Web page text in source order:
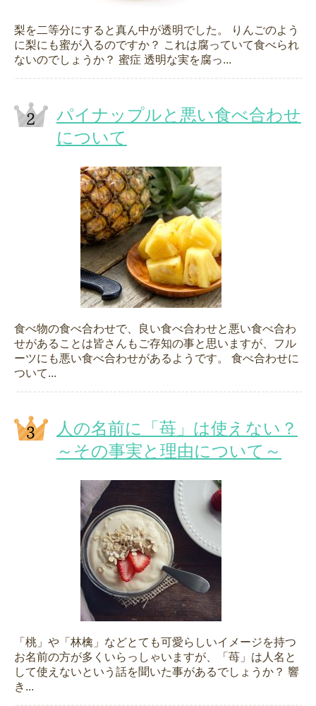
梨を二等分にすると真ん中が透明でした。 りんごのよう
に梨にも蜜が入るのですか？ これは腐っていて食べられ
ないのでしょうか？ 蜜症 透明な実を腐っ...
パイナップルと悪い食べ合わせ
について
食べ物の食べ合わせで、良い食べ合わせと悪い食べ合わ
せがあることは皆さんもご存知の事と思いますが、フル
ーツにも悪い食べ合わせがあるようです。 食べ合わせに
ついて...
人の名前に「苺」は使えない？
～その事実と理由について～
「桃」や「林檎」などとても可愛らしいイメージを持つ
お名前の方が多くいらっしゃいますが、「苺」は人名と
して使えないという話を聞いた事があるでしょうか？ 響
き...